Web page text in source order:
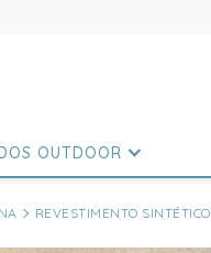
OUTDOOR
REVESTIMENTO SINTÉTICO